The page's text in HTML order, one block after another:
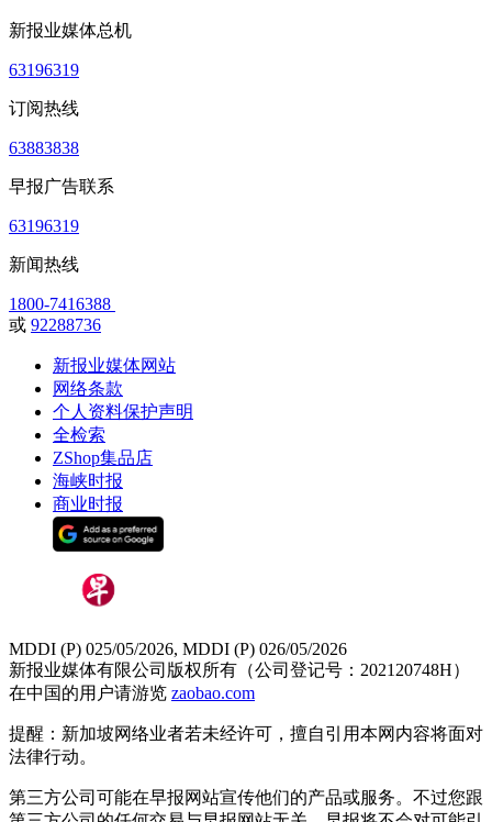
新报业媒体总机
63196319
订阅热线
63883838
早报广告联系
63196319
新闻热线
1800-7416388
或 92288736
新报业媒体网站
网络条款
个人资料保护声明
全检索
ZShop集品店
海峡时报
商业时报
MDDI (P) 025/05/2026, MDDI (P) 026/05/2026
新报业媒体有限公司版权所有（公司登记号：202120748H）
在中国的用户请游览 zaobao.com
提醒：新加坡网络业者若未经许可，擅自引用本网内容将面对
法律行动。
第三方公司可能在早报网站宣传他们的产品或服务。不过您跟